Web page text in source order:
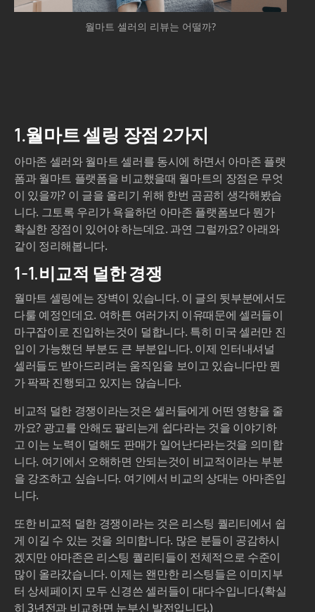
월마트 셀러의 리뷰는 어떨까?
1.월마트 셀링 장점 2가지
아마존 셀러와 월마트 셀러를 동시에 하면서 아마존 플랫
폼과 월마트 플랫폼을 비교했을때 월마트의 장점은 무엇
이 있을까? 이 글을 올리기 위해 한번 곰곰히 생각해봤습
니다. 그토록 우리가 욕을하던 아마존 플랫폼보다 뭔가
확실한 장점이 있어야 하는데요. 과연 그럴까요? 아래와
같이 정리해봅니다.
1-1.비교적 덜한 경쟁
월마트 셀링에는 장벽이 있습니다. 이 글의 뒷부분에서도
다룰 예정인데요. 여하튼 여러가지 이유때문에 셀러들이
마구잡이로 진입하는것이 덜합니다. 특히 미국 셀러만 진
입이 가능했던 부분도 큰 부분입니다. 이제 인터내셔널
셀러들도 받아드리려는 움직임을 보이고 있습니다만 뭔
가 팍팍 진행되고 있지는 않습니다.
비교적 덜한 경쟁이라는것은 셀러들에게 어떤 영향을 줄
까요? 광고를 안해도 팔리는게 쉽다라는 것을 이야기하
고 이는 노력이 덜해도 판매가 일어난다라는것을 의미합
니다. 여기에서 오해하면 안되는것이 비교적이라는 부분
을 강조하고 싶습니다. 여기에서 비교의 상대는 아마존입
니다.
또한 비교적 덜한 경쟁이라는 것은 리스팅 퀄리티에서 쉽
게 이길 수 있는 것을 의미합니다. 많은 분들이 공감하시
겠지만 아마존은 리스팅 퀄리티들이 전체적으로 수준이
많이 올라갔습니다. 이제는 왠만한 리스팅들은 이미지부
터 상세페이지 모두 신경쓴 셀러들이 대다수입니다.(확실
히 3년전과 비교하면 눈부신 발전입니다.)